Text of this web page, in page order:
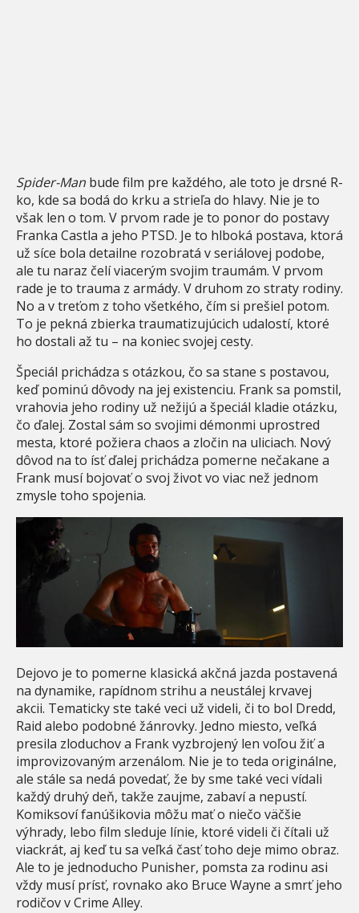
Spider-Man bude film pre každého, ale toto je drsné R-
ko, kde sa bodá do krku a strieľa do hlavy. Nie je to
však len o tom. V prvom rade je to ponor do postavy
Franka Castla a jeho PTSD. Je to hlboká postava, ktorá
už síce bola detailne rozobratá v seriálovej podobe,
ale tu naraz čelí viacerým svojim traumám. V prvom
rade je to trauma z armády. V druhom zo straty rodiny.
No a v treťom z toho všetkého, čím si prešiel potom.
To je pekná zbierka traumatizujúcich udalostí, ktoré
ho dostali až tu – na koniec svojej cesty.
Špeciál prichádza s otázkou, čo sa stane s postavou,
keď pominú dôvody na jej existenciu. Frank sa pomstil,
vrahovia jeho rodiny už nežijú a špeciál kladie otázku,
čo ďalej. Zostal sám so svojimi démonmi uprostred
mesta, ktoré požiera chaos a zločin na uliciach. Nový
dôvod na to ísť ďalej prichádza pomerne nečakane a
Frank musí bojovať o svoj život vo viac než jednom
zmysle toho spojenia.
Dejovo je to pomerne klasická akčná jazda postavená
na dynamike, rapídnom strihu a neustálej krvavej
akcii. Tematicky ste také veci už videli, či to bol Dredd,
Raid alebo podobné žánrovky. Jedno miesto, veľká
presila zloduchov a Frank vyzbrojený len voľou žiť a
improvizovaným arzenálom. Nie je to teda originálne,
ale stále sa nedá povedať, že by sme také veci vídali
každý druhý deň, takže zaujme, zabaví a nepustí.
Komiksoví fanúšikovia môžu mať o niečo väčšie
výhrady, lebo film sleduje línie, ktoré videli či čítali už
viackrát, aj keď tu sa veľká časť toho deje mimo obraz.
Ale to je jednoducho Punisher, pomsta za rodinu asi
vždy musí prísť, rovnako ako Bruce Wayne a smrť jeho
rodičov v Crime Alley.